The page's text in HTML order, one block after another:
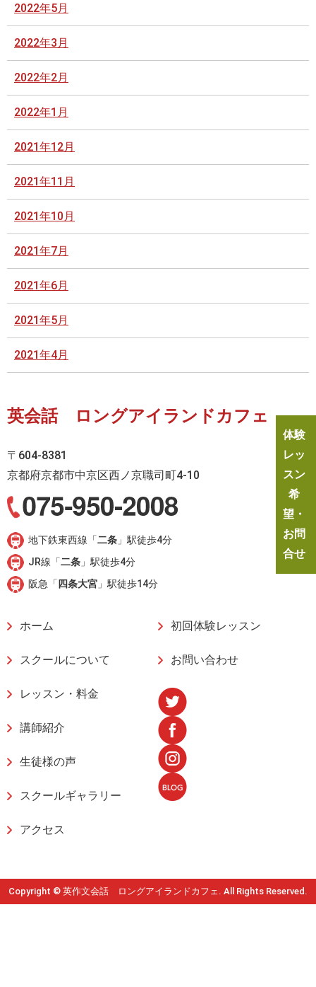
2022年5月
2022年3月
2022年2月
2022年1月
2021年12月
2021年11月
2021年10月
2021年7月
2021年6月
2021年5月
2021年4月
英会話 ロングアイランドカフェ
〒604-8381
京都府京都市中京区西ノ京職司町4-10
地下鉄東西線「二条 」駅徒歩4分
JR線「二条 」駅徒歩4分
阪急「 四条大宮 」駅徒歩14分
ホーム
スクールについて
レッスン・料金
講師紹介
生徒様の声
スクールギャラリー
アクセス
初回体験レッスン
お問い合わせ
体験
レッ
スン
希
望・
お問
合せ
Copyright © 英作文会話 ロングアイランドカフェ. All Rights Reserved.